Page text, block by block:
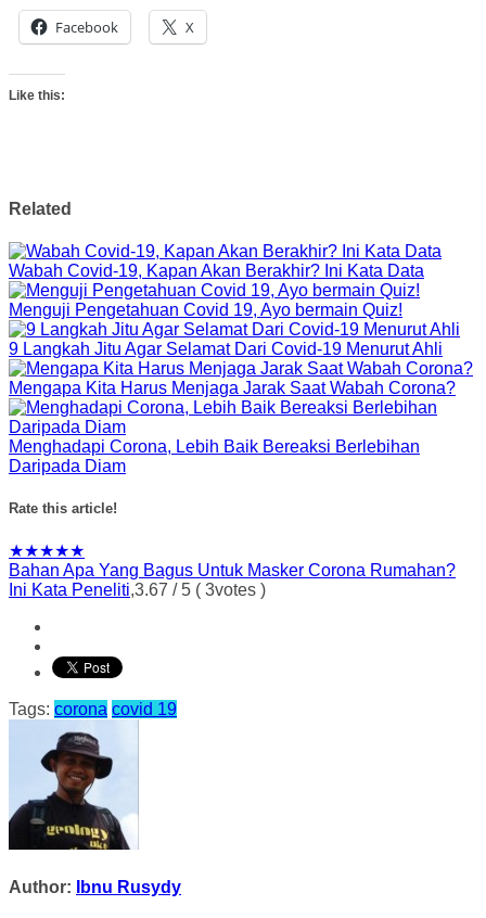
Facebook X
Like this:
Related
Wabah Covid-19, Kapan Akan Berakhir? Ini Kata Data
Menguji Pengetahuan Covid 19, Ayo bermain Quiz!
9 Langkah Jitu Agar Selamat Dari Covid-19 Menurut Ahli
Mengapa Kita Harus Menjaga Jarak Saat Wabah Corona?
Menghadapi Corona, Lebih Baik Bereaksi Berlebihan
Daripada Diam
Rate this article!
★★★★★
Bahan Apa Yang Bagus Untuk Masker Corona Rumahan?
Ini Kata Peneliti,3.67 / 5 ( 3votes )
Tags: corona covid 19
Author: Ibnu Rusydy